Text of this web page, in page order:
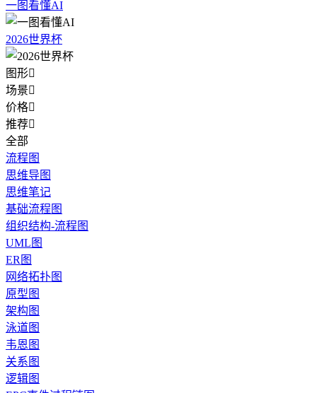
一图看懂AI
2026世界杯
图形
场景
价格
推荐
全部
流程图
思维导图
思维笔记
基础流程图
组织结构-流程图
UML图
ER图
网络拓扑图
原型图
架构图
泳道图
韦恩图
关系图
逻辑图